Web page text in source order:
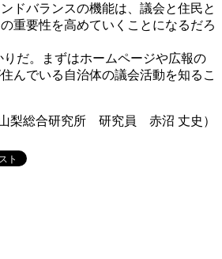
ドバランスの機能は、議会と住民と
重要性を高めていくことになるだろ
だ。まずはホームページや広報の
んでいる自治体の議会活動を知るこ
山梨総合研究所 研究員 赤沼 丈史）